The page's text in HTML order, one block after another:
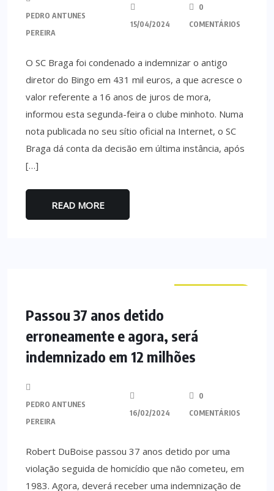
PEDRO ANTUNES
PEREIRA
15/04/2024
0
COMENTÁRIOS
O SC Braga foi condenado a indemnizar o antigo
diretor do Bingo em 431 mil euros, a que acresce o
valor referente a 16 anos de juros de mora,
informou esta segunda-feira o clube minhoto. Numa
nota publicada no seu sítio oficial na Internet, o SC
Braga dá conta da decisão em última instância, após
[…]
READ MORE
Passou 37 anos detido
erroneamente e agora, será
indemnizado em 12 milhões
PEDRO ANTUNES
PEREIRA
16/02/2024
0
COMENTÁRIOS
Robert DuBoise passou 37 anos detido por uma
violação seguida de homicídio que não cometeu, em
1983. Agora, deverá receber uma indemnização de